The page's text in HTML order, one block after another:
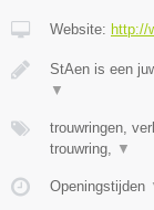
Website: http://
StAen is een
▼
trouwringen,
trouwring, ▼
Openingstijden